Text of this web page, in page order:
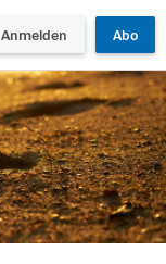
Anmelden Abo